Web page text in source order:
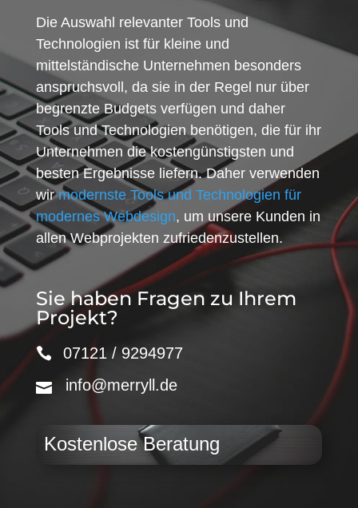
Die Auswahl relevanter Tools und
Technologien ist für kleine und
mittelständische Unternehmen besonders
anspruchsvoll, da sie in der Regel nur über
begrenzte Budgets verfügen und daher
Tools und Technologien benötigen, die für ihr
Unternehmen die kostengünstigsten und
besten Ergebnisse liefern. Daher verwenden
wirmodernste Tools und Technologien für
modernes Webdesign, um unsere Kunden in
allen Webprojekten zufriedenzustellen.
Sie haben Fragen zu Ihrem
Projekt?
07121 / 9294977
info@merryll.de
Kostenlose Beratung